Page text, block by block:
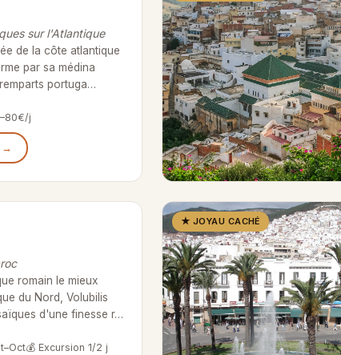
sur l'Atlantique
de la côte atlantique
par sa médina
portuga…
j
→
romain le mieux
du Nord, Volubilis
d'une finesse r…
💰 Excursion 1/2 j
★ JOYAU CACHÉ